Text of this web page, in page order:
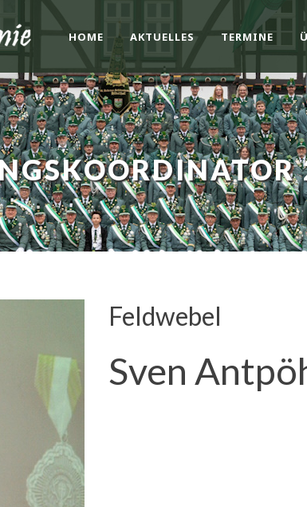
HOME AKTUELLES TERMINE
Feldwebel
Sven